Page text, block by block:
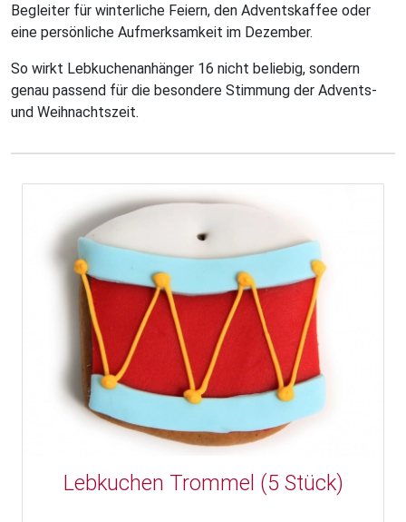
Begleiter für winterliche Feiern, den Adventskaffee oder
eine persönliche Aufmerksamkeit im Dezember.
So wirkt Lebkuchenanhänger 16 nicht beliebig, sondern
genau passend für die besondere Stimmung der Advents-
und Weihnachtszeit.
Lebkuchen Trommel (5 Stück)